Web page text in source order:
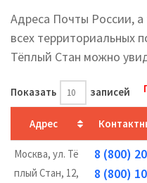
Адреса Почты России,
всех территориальных
Тёплый Стан можно
Показать записей
Адрес
Москва, ул. Тё
плый Стан, 12,
8 (800)
8 (800)